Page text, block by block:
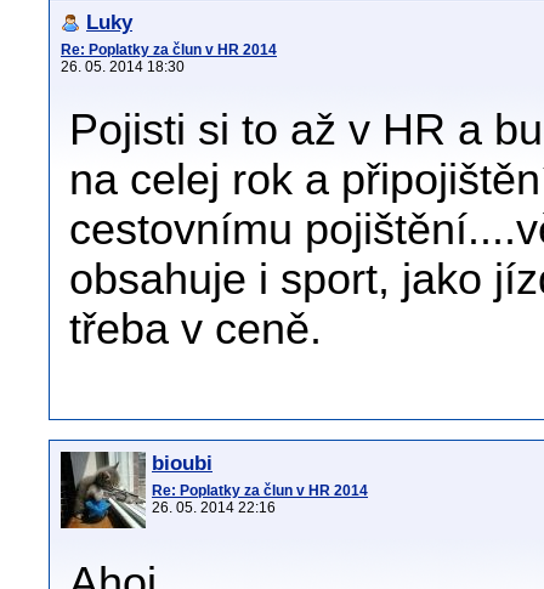
Luky
Re: Poplatky za člun v HR 2014
26. 05. 2014 18:30
Pojisti si to až v HR a
na celej rok a
cestovnímu
obsahuje i sport, jako
třeba v ceně.
bioubi
Re: Poplatky za člun v HR 2014
26. 05. 2014 22:16